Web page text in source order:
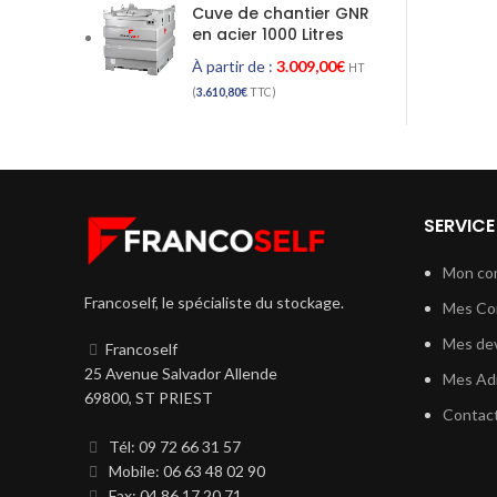
Cuve de chantier GNR
en acier 1000 Litres
À partir de : 3.009,00€ HT
(3.610,80€TTC)
Francoself, le spécialiste du stockage.
Francoself
25 Avenue Salvador Allende
69800, ST PRIEST
Tél: 09 72 66 31 57
Mobile: 06 63 48 02 90
Mon
Mes
Mes
Mes